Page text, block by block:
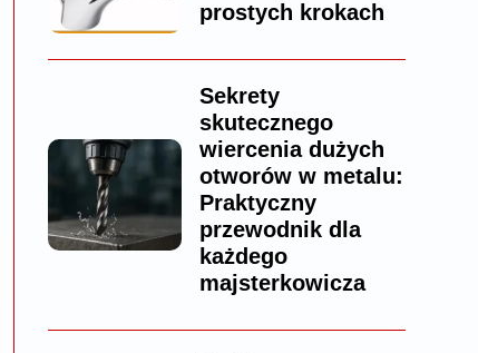
prostych krokach
Sekrety
skutecznego
wiercenia dużych
otworów w metalu:
Praktyczny
przewodnik dla
każdego
majsterkowicza